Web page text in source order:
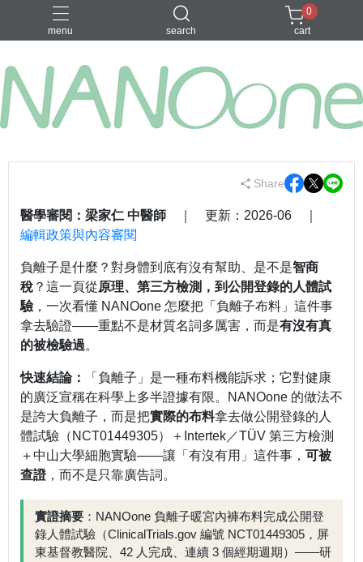
menu search
募資金額 100
0
cart
Share
醫學審閱：梁家仁 中醫師 ｜ 更新：2026-06 ｜
編輯政策與內容審閱
負離子是什麼？對身體到底有沒有幫助、是不是智商
稅 ？這一頁從原理、第三方檢測，到公開登錄的人體試
驗，一次看懂 NANOone 怎麼把「負離子布料」這件事
拿去驗證——重點不是材質名詞多厲害，而是有沒有真
的被檢驗過。
快速結論：
「負離子」是一種布料機能訴求；它對健康
的廣泛宣稱在科學上多半證據有限。NANOone 的做法不
是誇大負離子，而是把實際的布料拿去做公開登錄的人
體試驗（NCT01449305）＋Intertek／TÜV 第三方檢測
＋中山大學細胞實驗——讓「有沒有用」這件事， 可被
查證，而不是只靠廣告詞。
實證摘要 ：NANOone 負離子暖宮內褲布料完成公開登
錄人體試驗（ClinicalTrials.gov 編號 NCT01449305，屏
東基督教醫院、42 人完成、連續 3 個經期週期）——研